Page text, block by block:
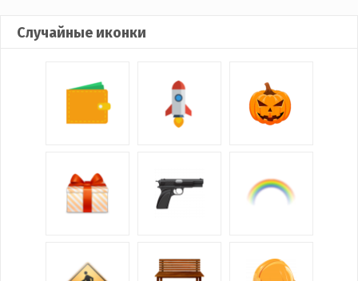
Случайные иконки